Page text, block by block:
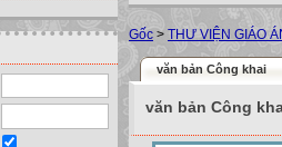
Gốc > THƯ VIỆN GIÁO
văn bản Công khai
văn bản Công